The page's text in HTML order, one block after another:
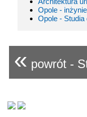
Opole -
Opole -
« powrót -